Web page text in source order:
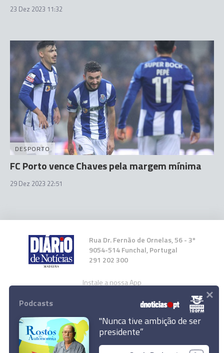
23 Dez 2023 11:32
DESPORTO
FC Porto vence Chaves pela margem mínima
29 Dez 2023 22:51
Rua Dr. Fernão de Ornelas, 56 - 3º
9054-514 Funchal, Portugal
291 202 300
Instale a nossa App
© 2024 Empresa Diário de Notícias, Lda.
Podcasts
"Nunca tive ambição de ser
presidente”
×